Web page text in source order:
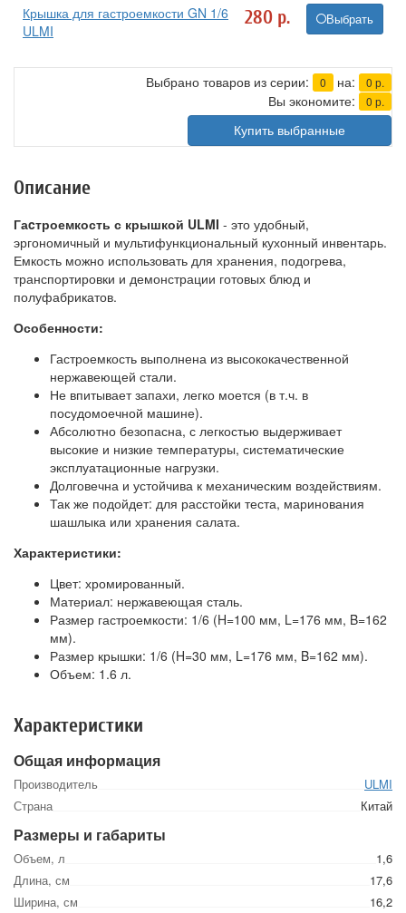
Крышка для гастроемкости GN 1/6
ULMI
280 р. Выбрать
Выбрано товаров из серии: 0 на: 0 р.
Вы экономите: 0 р.
Купить выбранные
Описание
Гаcтроемкость с крышкой ULMI - это удобный,
эргономичный и мультифункциональный кухонный инвентарь.
Емкость можно использовать для хранения, подогрева,
транспортировки и демонстрации готовых блюд и
полуфабрикатов.
Особенности:
Гастроемкость выполнена из высококачественной
нержавеющей стали.
Не впитывает запахи, легко моется (в т.ч. в
посудомоечной машине).
Абсолютно безопасна, с легкостью выдерживает
высокие и низкие температуры, систематические
эксплуатационные нагрузки.
Долговечна и устойчива к механическим воздействиям.
Так же подойдет: для расстойки теста, маринования
шашлыка или хранения салата.
Характеристики:
Цвет: хромированный.
Материал: нержавеющая сталь.
Размер гастроемкости: 1/6 (H=100 мм, L=176 мм, B=162
мм).
Размер крышки: 1/6 (H=30 мм, L=176 мм, B=162 мм).
Объем: 1.6 л.
Характеристики
Общая информация
Производитель
ULMI
Страна
Китай
Размеры и габариты
Объем, л
1,6
Длина, см
17,6
Ширина, см
16,2